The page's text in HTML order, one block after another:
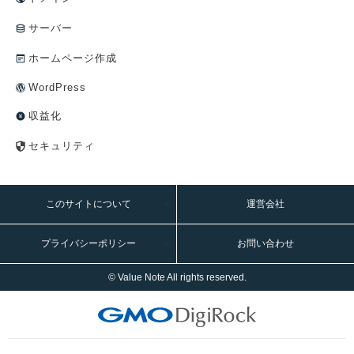
サーバー
ホームページ作成
WordPress
収益化
セキュリティ
このサイトについて 運営会社
プライバシーポリシー お問い合わせ
© Value Note All rights reserved.